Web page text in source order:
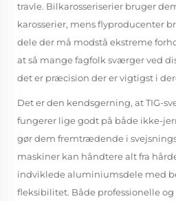
travle. Bilkarosseriserier bruger
karosserier, mens flyproducenter
dele der må modstå ekstreme
at så mange fagfolk sværger ved
det er præcision der er vigtigst i
Det er den kendsgerning, at TIG-
fungerer lige godt på både ikke-
gør dem fremtrædende i
maskiner kan håndtere alt fra
indviklede aluminiumsdele med
fleksibilitet. Både professionelle